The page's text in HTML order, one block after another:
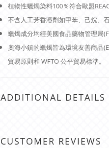
植物性蠟燭染料100％符合歐盟
不含人工芳香溶劑如甲苯、己烷、
蠟燭成分均經美國食品藥物管理局
奧海小鎮的蠟燭皆為環境友善商品
貿易原則和 WFTO 公平貿易標準。
ADDITIONAL DETAILS
CUSTOMER REVIEWS